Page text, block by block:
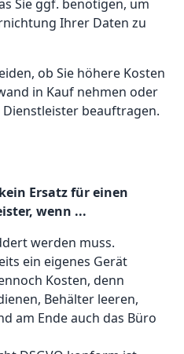
Sie ggf. benötigen, um
Ihrer Daten zu
ob Sie höhere Kosten
in Kauf nehmen oder
beauftragen.
Ersatz für einen
wenn ...
werden muss.
ein eigenes Gerät
Kosten, denn
Behälter leeren,
am Ende auch das Büro